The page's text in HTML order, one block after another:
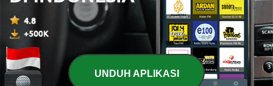
StarTalk Radio El Daheeh - الدحيح
UNDUH APLIKASI